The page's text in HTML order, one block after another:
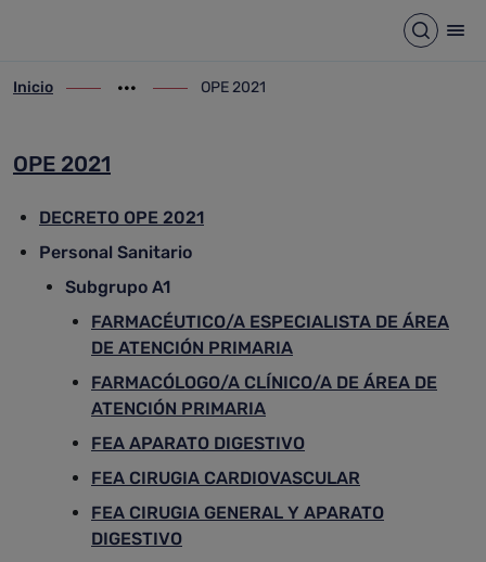
Abrir
ir-a inicio
Inicio
Mostrar opciones del camino de migas
ir-a OPE 2021
OPE 2021
OPE 2021
DECRETO OPE 2021
Personal Sanitario
Subgrupo A1
FARMACÉUTICO/A ESPECIALISTA DE ÁREA
DE ATENCIÓN PRIMARIA
FARMACÓLOGO/A CLÍNICO/A DE ÁREA DE
ATENCIÓN PRIMARIA
FEA APARATO DIGESTIVO
FEA CIRUGIA CARDIOVASCULAR
FEA CIRUGIA GENERAL Y APARATO
DIGESTIVO